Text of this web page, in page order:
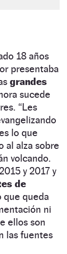
18 años
presentaba
grandes
sucede
“Les
lo que
al alza sobre
volcando.
y 2017 y
de
que queda
ni
ellos son
las fuentes